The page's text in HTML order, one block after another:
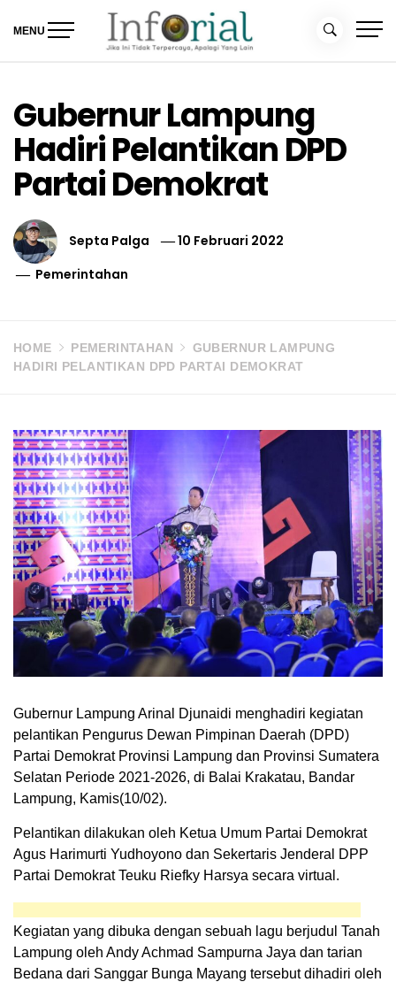
MENU
Gubernur Lampung
Hadiri Pelantikan DPD
Partai Demokrat
Septa Palga
10 Februari 2022
Pemerintahan
HOME PEMERINTAHAN
GUBERNUR LAMPUNG
HADIRI PELANTIKAN DPD PARTAI DEMOKRAT
Gubernur Lampung Arinal Djunaidi menghadiri kegiatan
pelantikan Pengurus Dewan Pimpinan Daerah (DPD)
Partai Demokrat Provinsi Lampung dan Provinsi Sumatera
Selatan Periode 2021-2026, di Balai Krakatau, Bandar
Lampung, Kamis(10/02).
Pelantikan dilakukan oleh Ketua Umum Partai Demokrat
Agus Harimurti Yudhoyono dan Sekertaris Jenderal DPP
Partai Demokrat Teuku Riefky Harsya secara virtual.
Kegiatan yang dibuka dengan sebuah lagu berjudul Tanah
Lampung oleh Andy Achmad Sampurna Jaya dan tarian
Bedana dari Sanggar Bunga Mayang tersebut dihadiri oleh